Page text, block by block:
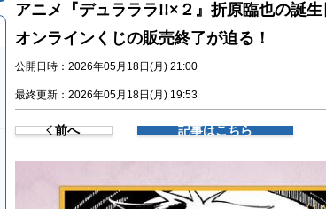
アニメ『デュラララ!!×２』折原臨也の誕
オンラインくじの販売終了が迫る！
公開日時：2026年05月18日(月) 21:00
最終更新：2026年05月18日(月) 19:53
前へ 記事はこちら